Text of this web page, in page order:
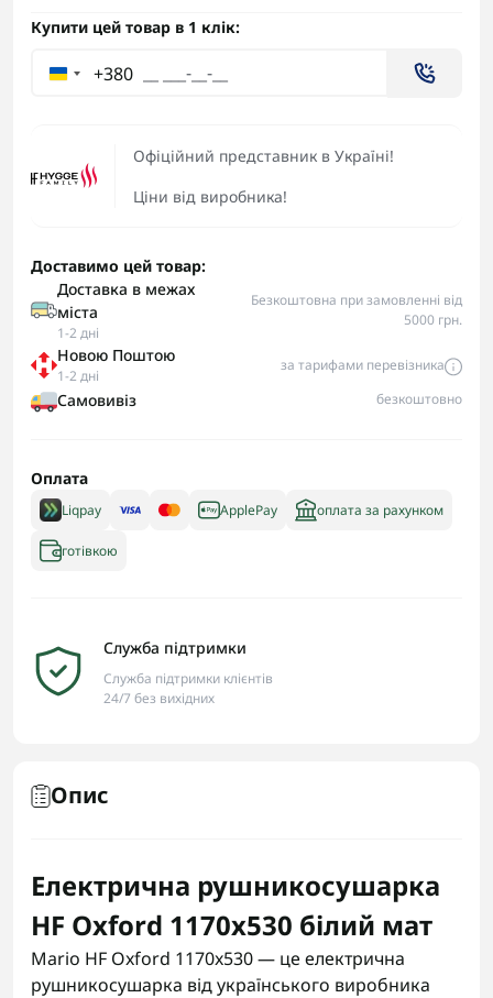
Офіційний представник в Україні!
Ціни від виробника!
Купити цей товар в 1 клік:
+380
Доставимо цей товар:
Доставка в межах
міста
1-2 дні
Безкоштовна при замовленні від
5000 грн.
Новою Поштою
1-2 дні
за тарифами перевізника
Самовивіз безкоштовно
Оплата
Liqpay ApplePay оплата за рахунком
готівкою
Служба підтримки
Служба підтримки клієнтів
24/7 без вихідних
Опис
Електрична рушникосушарка
HF Oxford 1170х530 білий мат
Mario HF Oxford 1170x530 — це електрична
рушникосушарка від українського виробника